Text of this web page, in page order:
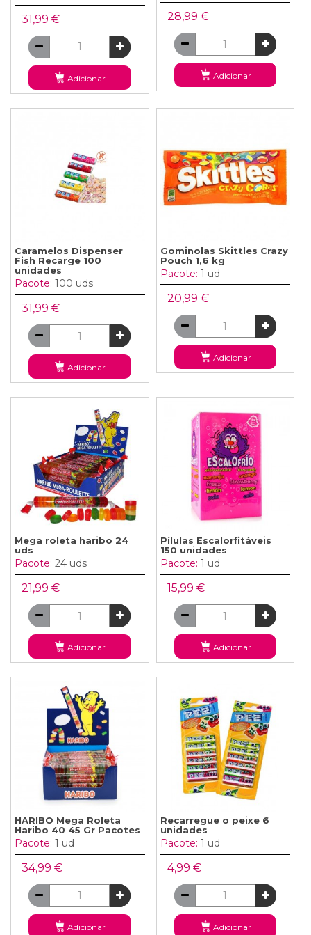
31,99 €
Adicionar
28,99 €
Adicionar
Caramelos Dispenser
Fish Recarge 100
unidades
Pacote: 100 uds
31,99 €
Adicionar
Gominolas Skittles Crazy
Pouch 1,6 kg
Pacote: 1 ud
20,99 €
Adicionar
Mega roleta haribo 24
uds
Pacote: 24 uds
21,99 €
Adicionar
Pílulas Escalorfitáveis ​​
150 unidades
Pacote: 1 ud
15,99 €
Adicionar
HARIBO Mega Roleta
Haribo 40 45 Gr Pacotes
Pacote: 1 ud
34,99 €
Adicionar
Recarregue o peixe 6
unidades
Pacote: 1 ud
4,99 €
Adicionar